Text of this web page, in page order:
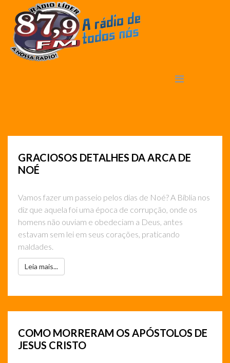
GRACIOSOS DETALHES DA ARCA DE
NOÉ
Vamos fazer um passeio pelos dias de Noé? A Bíblia nos
diz que aquela foi uma época de corrupção, onde os
homens não ouviam e obedeciam a Deus, antes
estavam sem lei em seus corações, praticando
maldades.
Leia mais...
COMO MORRERAM OS APÓSTOLOS DE
JESUS CRISTO